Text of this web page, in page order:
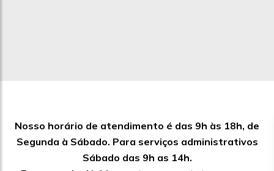
Nosso horário de atendimento é das 9h às 18h, de
Segunda à Sábado. Para serviços administrativos
Sábado das 9h as 14h.